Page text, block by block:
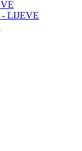
- LIJEVE